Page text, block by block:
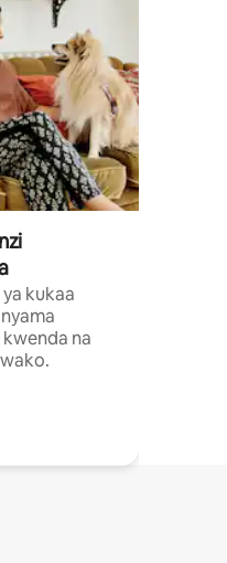
kukaa
na